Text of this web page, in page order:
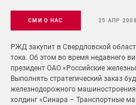
СМИ О НАС 25 АПР 2008
РЖД закупит в Свердловской
тока. Об этом во время недавнего
президент ОАО «Российские
Выполнять стратегический заказ
железнодорожного
холдинг «Синара – Транспортные